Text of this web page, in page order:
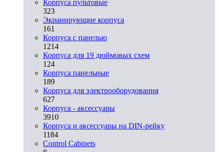
Корпуса пультовые
323
Экранирующие корпуса
161
Корпуса с панелью
1214
Корпуса для 19 дюймовых схем
124
Корпуса панельные
189
Корпуса для электрооборудования
627
Корпуса - аксессуары
3910
Корпуса и аксессуары на DIN-рейку
1184
Control Cabinets